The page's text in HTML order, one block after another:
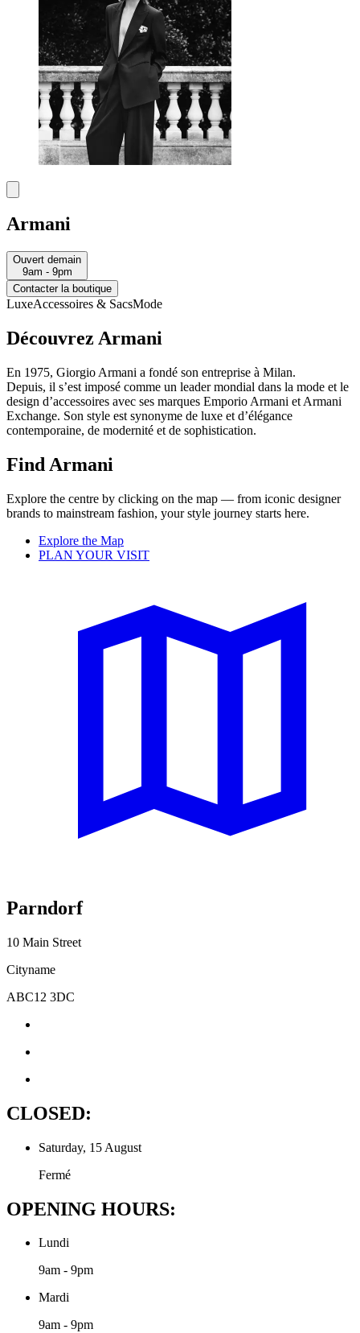
Armani
Ouvert demain
9am - 9pm
Contacter la boutique
LuxeAccessoires & SacsMode
Découvrez Armani
En 1975, Giorgio Armani a fondé son entreprise à Milan.
Depuis, il s’est imposé comme un leader mondial dans la mode et le
design d’accessoires avec ses marques Emporio Armani et Armani
Exchange. Son style est synonyme de luxe et d’élégance
contemporaine, de modernité et de sophistication.
Find Armani
Explore the centre by clicking on the map — from iconic designer
brands to mainstream fashion, your style journey starts here.
Explore the Map
PLAN YOUR VISIT
Parndorf
10 Main Street
Cityname
ABC12 3DC
CLOSED:
Saturday, 15 August
Fermé
OPENING HOURS:
Lundi
9am - 9pm
Mardi
9am - 9pm